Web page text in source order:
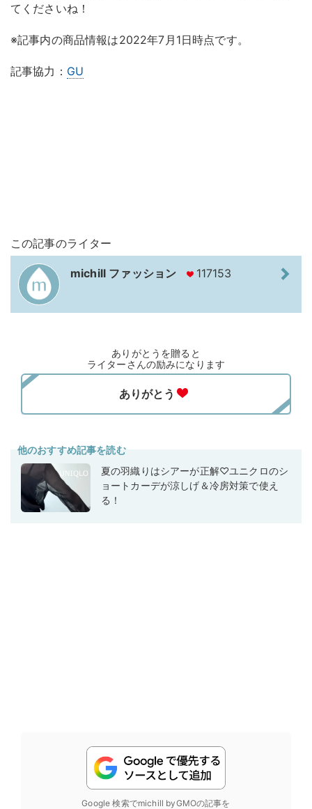
てくださいね！
※記事内の商品情報は2022年7月1日時点です。
記事協力： GU
この記事のライター
michill ファッション 117153
ありがとうを贈ると
ライターさんの励みになります
他のおすすめ記事を読む
夏の羽織りはシアーが正解♡ユニクロのシ
ョートカーデが涼しげ＆冷房対策で使え
る！
Google 検索でmichill byGMOの記事を